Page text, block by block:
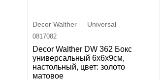
Decor Walther Universal
0817082
Decor Walther DW 362 Бокс
универсальный 6x6x9см,
настольный, цвет: золото
матовое